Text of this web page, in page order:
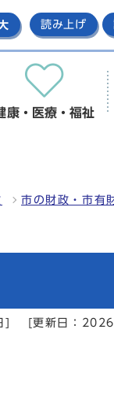
読み上げ
康・医療・福祉
市の財政・市有
] [更新日：